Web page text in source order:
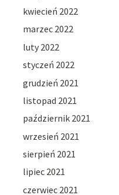
kwiecień 2022
marzec 2022
luty 2022
styczeń 2022
grudzień 2021
listopad 2021
październik 2021
wrzesień 2021
sierpień 2021
lipiec 2021
czerwiec 2021